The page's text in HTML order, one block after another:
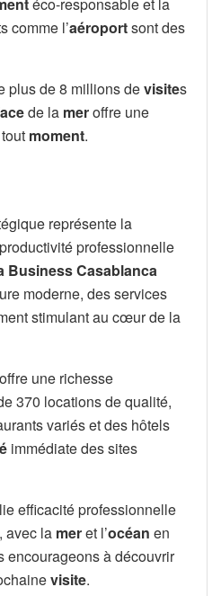
comme l’aéroportsont des
plus de 8 millions devisites
de la meroffre une
moment.
représente la
professionnelle
Business Casablanca
moderne, des services
stimulant au cœur de la
une richesse
370 locations de qualité,
variés et des hôtels
immédiate des sites
efficacité professionnelle
avec la meret l’océan en
encourageons à découvrir
visite.